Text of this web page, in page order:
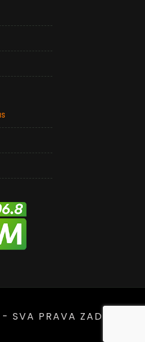
- SVA PRAVA ZADRŽANA.